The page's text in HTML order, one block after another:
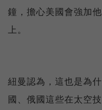
鐘，擔心美國會強加
上。
紐曼認為，這也是為
國、俄國這些在太空